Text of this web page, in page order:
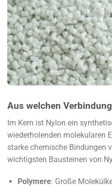
Aus welchen
Im Kern ist Nylon ein
wiederholenden molekularen
starke chemische Bindungen
wichtigsten Bausteinen von
Polymere: Große